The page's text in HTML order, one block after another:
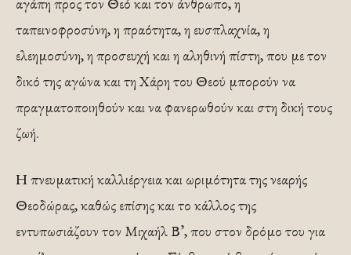
ταπεινοφροσύνη, η πραότητα, η ευσπλαχνία, η
ελεημοσύνη, η προσευχή και η αληθινή πίστη, που με τον
δικό της αγώνα και τη Χάρη του Θεού μπορούν να
πραγματοποιηθούν και να φανερωθούν και στη δική τους
ζωή.
Η πνευματική καλλιέργεια και ωριμότητα της νεαρής
Θεοδώρας, καθώς επίσης και το κάλλος της
εντυπωσιάζουν τον Μιχαήλ Β’, που στον δρόμο του για